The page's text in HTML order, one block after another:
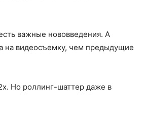
важные нововведения. А
на видеосъемку, чем предыдущие
Но роллинг-шаттер даже в